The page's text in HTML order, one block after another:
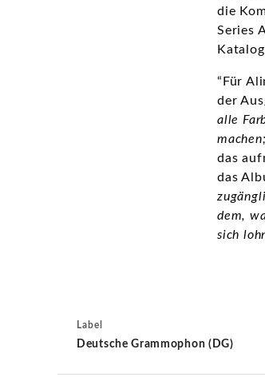
die
Series
“Für
der
alle
das
das
dem,
sich
Label
Deutsche Grammophon (DG)